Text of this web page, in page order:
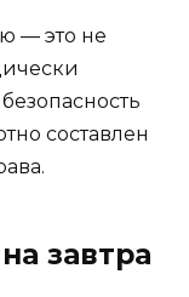
— это не
составлен
завтра